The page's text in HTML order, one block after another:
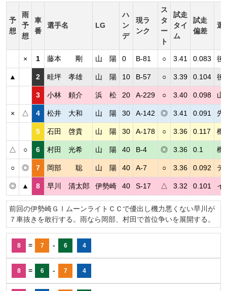
予
想
雨
予
想
車
番
選手名 LG
ハ
ン
デ
現ラ
ンク
ス
タ
ー
ト
試走
タイ
ム
試走
偏差
選
× 1 藤本 剛 山 陽 0 B-81 ○ 3.41 0.083 後
▲ 2 畦坪 孝雄 山 陽 10 B-57 ○ 3.39 0.104 後
3 小林 頼介 浜 松 20 A-229 ○ 3.40 0.098 山
× △ 4 松井 大和 山 陽 30 A-142 ◎ 3.41 0.091 先
5 石田 啓貴 山 陽 30 A-178 ○ 3.36 0.117 機
△ ○ 6 村田 光希 山 陽 40 B-4 ◎ 3.36 0.1 機
○ ◎ 7 岡部 聡 山 陽 40 A-7 ○ 3.36 0.092 テ
◎ ▲ 8 早川 清太郎 伊勢崎 40 S-17 △ 3.32 0.101 イ
前回の伊勢崎ＧⅠムーンライトＣＣで優出し機力悪くない早川が
７車抜きを敢行する。雨なら岡部、村田で首位争いを展開する。
8 = 7 - 6 4
8 = 6 - 7 4